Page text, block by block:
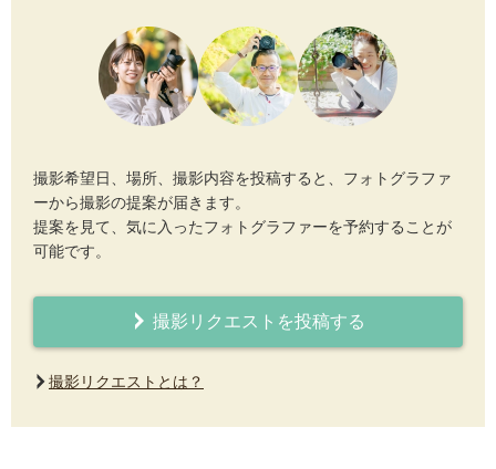
撮影希望日、場所、撮影内容を投稿すると、フォトグラファ
ーから撮影の提案が届きます。
提案を見て、気に入ったフォトグラファーを予約することが
可能です。
撮影リクエストを投稿する
撮影リクエストとは？